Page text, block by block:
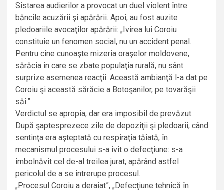
Sistarea audierilor a provocat un duel violent între
băncile acuzării şi apărării. Apoi, au fost auzite
pledoariile avocaţilor apărării: „Ivirea lui Coroiu
constituie un fenomen social, nu un accident penal.
Pentru cine cunoaşte mizeria oraşelor moldovene,
sărăcia în care se zbate populaţia rurală, nu sânt
surprize asemenea reacţii. Această ambianţă l-a dat pe
Coroiu şi această sărăcie a Botoşanilor, pe tovarăşii
săi.”
Verdictul se apropia, dar era imposibil de prevăzut.
După şaptesprezece zile de depoziţii şi pledoarii, când
sentinţa era aşteptată cu respiraţia tăiată, în
mecanismul procesului s-a ivit o defecţiune: s-a
îmbolnăvit cel de-al treilea jurat, apărând astfel
pericolul de a se întrerupe procesul.
„Procesul Coroiu a deraiat”, „Defecţiune tehnică în